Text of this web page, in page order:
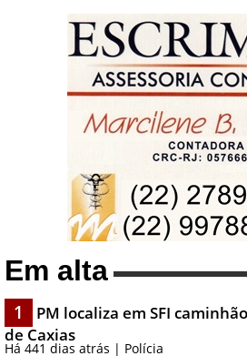
Em alta
1
PM localiza em SFI
de Caxias
Há 441 dias atrás | Polícia